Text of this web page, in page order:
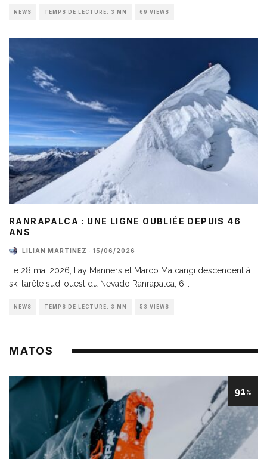
NEWS TEMPS DE LECTURE: 3 MN 69 VIEWS
RANRAPALCA : UNE LIGNE OUBLIÉE DEPUIS 46
ANS
LILIAN MARTINEZ · 15/06/2026
Le 28 mai 2026, Fay Manners et Marco Malcangi descendent à
ski l’arête sud-ouest du Nevado Ranrapalca, 6
NEWS TEMPS DE LECTURE: 3 MN 53 VIEWS
MATOS
91 %